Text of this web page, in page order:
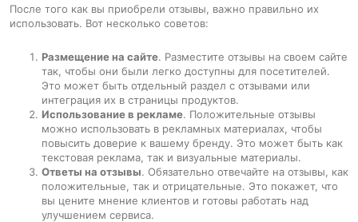
После того как вы приобрели отзывы, важно правильно их
использовать. Вот несколько советов:
Размещение на сайте. Разместите отзывы на своем сайте
так, чтобы они были легко доступны для посетителей.
Это может быть отдельный раздел с отзывами или
интеграция их в страницы продуктов.
Использование в рекламе. Положительные отзывы
можно использовать в рекламных материалах, чтобы
повысить доверие к вашему бренду. Это может быть как
текстовая реклама, так и визуальные материалы.
Ответы на отзывы. Обязательно отвечайте на отзывы, как
положительные, так и отрицательные. Это покажет, что
вы цените мнение клиентов и готовы работать над
улучшением сервиса.